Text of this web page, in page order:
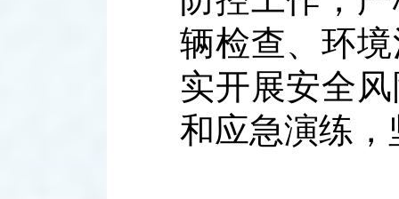
辆检查、环
实开展安全
和应急演练